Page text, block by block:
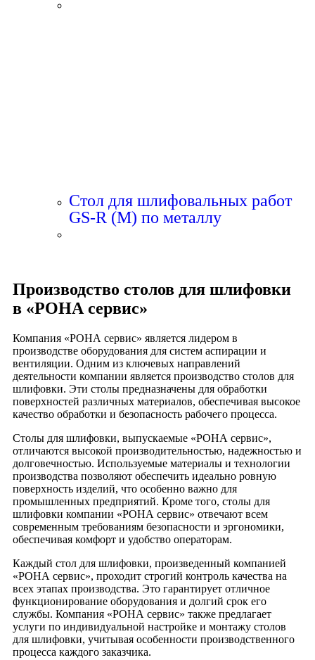
Стол для шлифовальных работ
GS-R (M) по металлу
Производство столов для шлифовки
в «РОНА сервис»
Компания «РОНА сервис» является лидером в
производстве оборудования для систем аспирации и
вентиляции. Одним из ключевых направлений
деятельности компании является производство столов для
шлифовки. Эти столы предназначены для обработки
поверхностей различных материалов, обеспечивая высокое
качество обработки и безопасность рабочего процесса.
Столы для шлифовки, выпускаемые «РОНА сервис»,
отличаются высокой производительностью, надежностью и
долговечностью. Используемые материалы и технологии
производства позволяют обеспечить идеально ровную
поверхность изделий, что особенно важно для
промышленных предприятий. Кроме того, столы для
шлифовки компании «РОНА сервис» отвечают всем
современным требованиям безопасности и эргономики,
обеспечивая комфорт и удобство операторам.
Каждый стол для шлифовки, произведенный компанией
«РОНА сервис», проходит строгий контроль качества на
всех этапах производства. Это гарантирует отличное
функционирование оборудования и долгий срок его
службы. Компания «РОНА сервис» также предлагает
услуги по индивидуальной настройке и монтажу столов
для шлифовки, учитывая особенности производственного
процесса каждого заказчика.